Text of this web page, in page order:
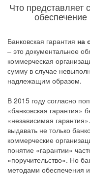
Что представляет
обеспечение
Банковская гарантия на
– это документальное
коммерческая
сумму в случае
надлежащим образом.
В 2015 году согласно
«банковская гарантия»
«независимая
выдавать не только
коммерческие
понятие «гарантии»
«поручительство». Но
методами обеспечения